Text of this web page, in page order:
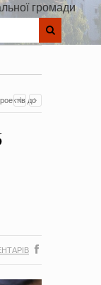
громади
до
збір ідей